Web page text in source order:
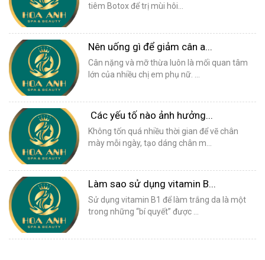
tiêm Botox để trị mùi hôi...
Nên uống gì để giảm cân a...
Cân nặng và mỡ thừa luôn là mối quan tâm
lớn của nhiều chị em phụ nữ. ...
Các yếu tố nào ảnh hưởng...
Không tốn quá nhiều thời gian để vẽ chân
mày mỗi ngày, tạo dáng chân m...
Làm sao sử dụng vitamin B...
Sử dụng vitamin B1 để làm trắng da là một
trong những “bí quyết” được ...